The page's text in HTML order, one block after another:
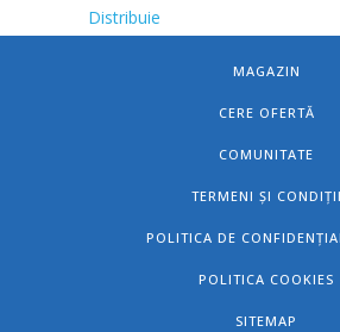
Distribuie
MAGAZIN
CERE OFERTĂ
COMUNITATE
TERMENI ȘI CONDIȚII
POLITICA DE
POLITICA COOKIES
SITEMAP